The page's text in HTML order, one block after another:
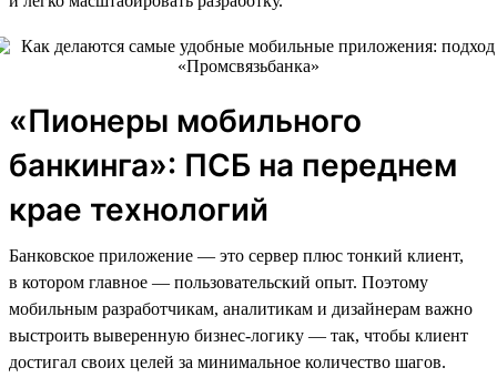
«Пионеры мобильного
банкинга»: ПСБ на переднем
крае технологий
Банковское приложение — это сервер плюс тонкий клиент,
в котором главное — пользовательский опыт. Поэтому
мобильным разработчикам, аналитикам и дизайнерам важно
выстроить выверенную бизнес-логику — так, чтобы клиент
достигал своих целей за минимальное количество шагов.